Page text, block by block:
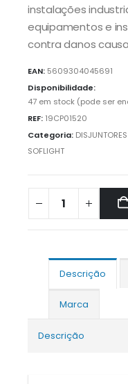
instalações
equipamentos e
contra danos
EAN: 5609304045691
Disponibilidade:
47 em stock (pode ser
REF: 19CP01520
Categoria: DISJUNTORES
SOFLIGHT
Descrição
Marca
Descrição